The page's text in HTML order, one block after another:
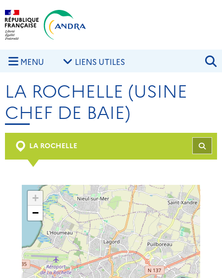
Aller au contenu principal
MENU LIENS UTILES
LA ROCHELLE (USINE
CHEF DE BAIE)
LA ROCHELLE
+
−